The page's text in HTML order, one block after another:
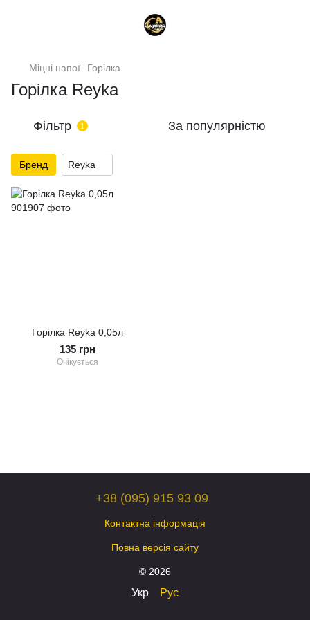
Міцні напої Горілка
Горілка Reyka
Фільтр 1 За популярністю
Бренд Reyka
Горілка Reyka 0,05л
135 грн
Очікується
+38 (095) 915 93 09
Контактна інформація
Повна версія сайту
© 2026
Укр Рус